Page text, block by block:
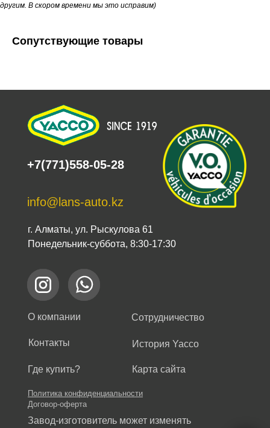
другим. В скором времени мы это исправим)
Сопутствующие товары
Политика конфиденциальности
Договор-оферта
О компании Сотрудничество
Контакты
Где купить?
История Yacco
+7(771)558-05-28
info@lans-auto.kz
г. Алматы, ул. Рыскулова 61
Понедельник-суббота, 8:30-17:30
Карта сайта
Завод-изготовитель может изменять